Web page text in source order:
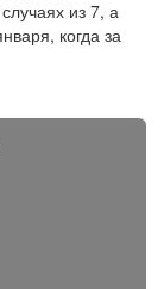
из 7, а
когда за